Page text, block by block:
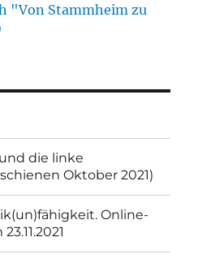
"Von Stammheim zu
die linke
Oktober 2021)
Online-